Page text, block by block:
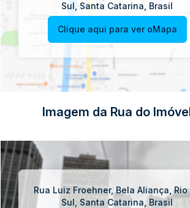
Sul Santa Catarina Brasil
Clique aqui para ver oMapa
Imagem da Rua do
Rua Luiz Froehner, Bela Aliança ,Rio
Sul Santa Catarina Brasil